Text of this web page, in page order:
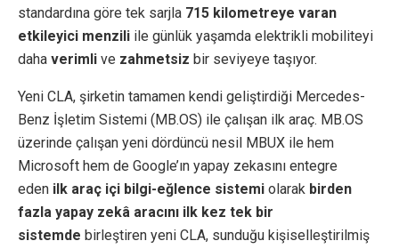
standardına göre tek sarjla 715 kilometreye varan
etkileyici menzili ile günlük yaşamda elektrikli mobiliteyi
daha verimli ve zahmetsiz bir seviyeye taşıyor.
Yeni CLA, şirketin tamamen kendi geliştirdiği Mercedes-
Benz İşletim Sistemi (MB.OS) ile çalışan ilk araç. MB.OS
üzerinde çalışan yeni dördüncü nesil MBUX ile hem
Microsoft hem de Google’ın yapay zekasını entegre
eden ilk araç içi bilgi-eğlence sistemi olarak birden
fazla yapay zekâ aracını ilk kez tek bir
sistemde birleştiren yeni CLA, sunduğu kişiselleştirilmiş